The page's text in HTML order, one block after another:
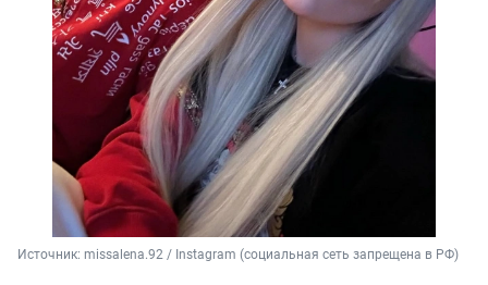
Источник: missalena.92 / Instagram (социальная сеть запрещена в РФ)